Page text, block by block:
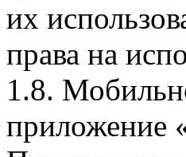
их
права на
1.8.
приложение